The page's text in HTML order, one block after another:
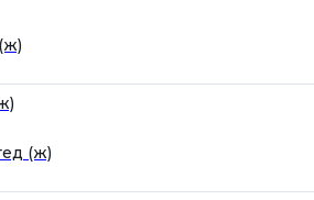
(ж)